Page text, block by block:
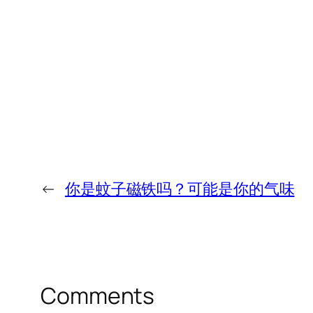
← 你是蚊子磁铁吗？可能是你的气味
Comments